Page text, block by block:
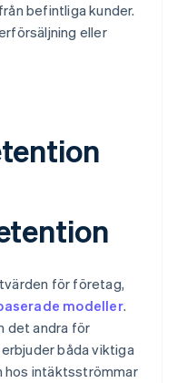
befintliga kunder.
eller
för företag,
modeller.
det andra för
båda viktiga
hos intäktsströmmar